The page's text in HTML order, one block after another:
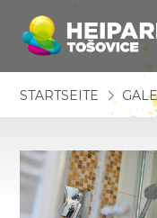
STARTSEITE